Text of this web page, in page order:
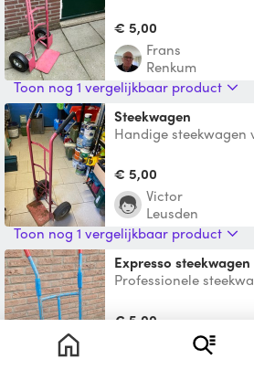
Ook op mijn Pee
€ 5,00
Frans
Renkum
Toon nog 1 vergelijkbaar product
Steekwagen
Handige steekwagen
€ 5,00
Victor
Leusden
Toon nog 1 vergelijkbaar product
Expresso steekwagen
Professionele
€ 5,00
Verhuur West
Veenendaal